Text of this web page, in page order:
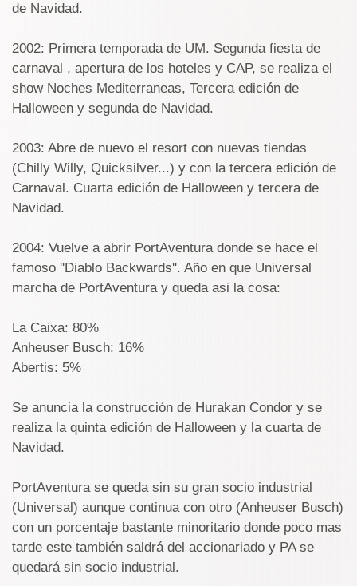
de Navidad.
2002: Primera temporada de UM. Segunda fiesta de
carnaval , apertura de los hoteles y CAP, se realiza el
show Noches Mediterraneas, Tercera edición de
Halloween y segunda de Navidad.
2003: Abre de nuevo el resort con nuevas tiendas
(Chilly Willy, Quicksilver...) y con la tercera edición de
Carnaval. Cuarta edición de Halloween y tercera de
Navidad.
2004: Vuelve a abrir PortAventura donde se hace el
famoso ''Diablo Backwards''. Año en que Universal
marcha de PortAventura y queda asi la cosa:
La Caixa: 80%
Anheuser Busch: 16%
Abertis: 5%
Se anuncia la construcción de Hurakan Condor y se
realiza la quinta edición de Halloween y la cuarta de
Navidad.
PortAventura se queda sin su gran socio industrial
(Universal) aunque continua con otro (Anheuser Busch)
con un porcentaje bastante minoritario donde poco mas
tarde este también saldrá del accionariado y PA se
quedará sin socio industrial.